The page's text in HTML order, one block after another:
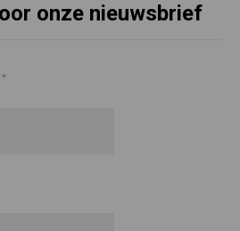
onze nieuwsbrief
*